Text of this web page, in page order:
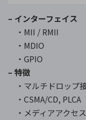
– インターフェイス
・MII / RMII
・MDIO
・GPIO
– 特徴
・マルチドロップ
・CSMA/CD, PLCA
・メディアアクセ